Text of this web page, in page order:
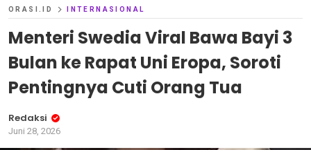
ORASI.ID INTERNASIONAL
Menteri Swedia Viral Bawa Bayi 3
Bulan ke Rapat Uni Eropa, Soroti
Pentingnya Cuti Orang Tua
Redaksi
Juni 28, 2026